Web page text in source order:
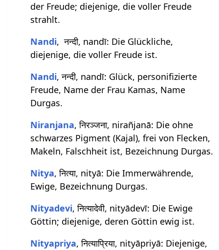
der Freude; diejenige, die voller Freude
strahlt.
Nandi, नन्दी, nandī: Die Glückliche,
diejenige, die voller Freude ist.
Nandi, नन्दी, nandī: Glück, personifizierte
Freude, Name der Frau Kamas, Name
Durgas.
Niranjana, निरञ्जना, nirañjanā: Die ohne
schwarzes Pigment (Kajal), frei von Flecken,
Makeln, Falschheit ist, Bezeichnung Durgas.
Nitya, नित्या, nityā: Die Immerwährende,
Ewige, Bezeichnung Durgas.
Nityadevi, नित्यादेवी, nityādevī: Die Ewige
Göttin; diejenige, deren Göttin ewig ist.
Nityapriya, नित्याप्रिया, nityāpriyā: Diejenige,